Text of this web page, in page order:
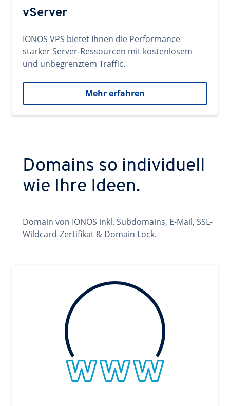
vServer
IONOS VPS bietet Ihnen die Performance
starker Server-Ressourcen mit kostenlosem
und unbegrenztem Traffic.
Mehr erfahren
Domains so individuell
wie Ihre Ideen.
Domain von IONOS inkl. Subdomains, E-Mail, SSL-
Wildcard-Zertifikat & Domain Lock.